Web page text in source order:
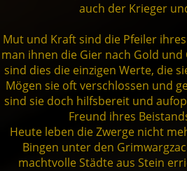
Helden
auch der Krieger
Mut und Kraft sind die Pfeiler
man ihnen die Gier nach Gold
sind dies die einzigen Werte, die
Mögen sie oft verschlossen und
sind sie doch hilfsbereit und
Freund ihres
Heute leben die Zwerge nicht
Bingen unter den
machtvolle Städte aus Stein